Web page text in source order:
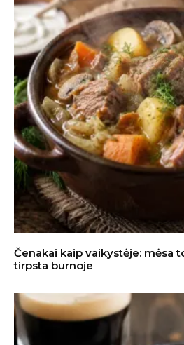
Čenakai kaip vaikystėje: mėsa
tirpsta burnoje